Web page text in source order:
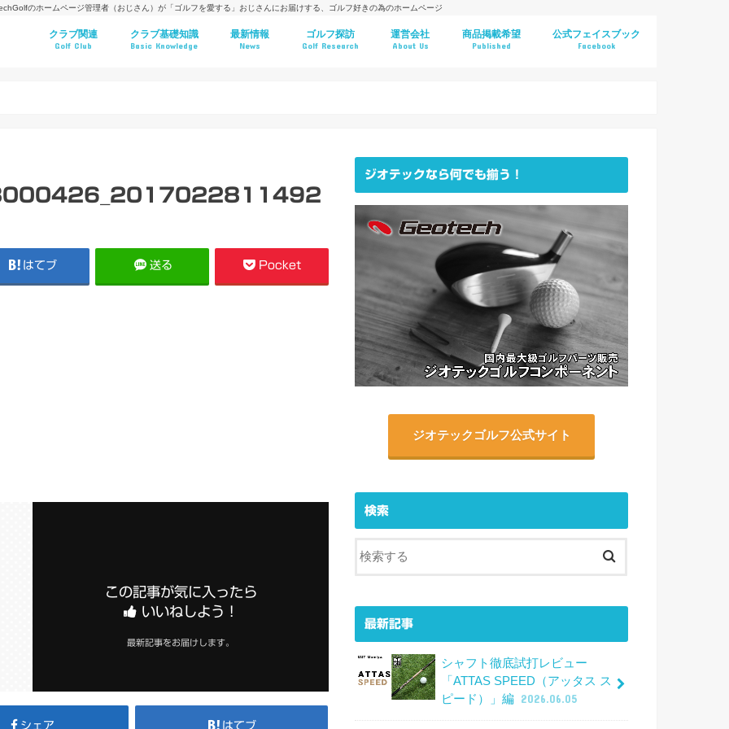
のホームページ管理者（おじさん）が「ゴルフを愛する」おじさんにお届けする、ゴルフ好きの為のホームページ
クラブ関連
Golf Club
クラブ基礎知識
Basic Knowledge
最新情報
News
ゴルフ探訪
Golf Research
運営会社
About Us
商品掲載希望
Published
公式フェイスブック
Facebook
はてブ 送る Pocket
この記事が気に入ったら
いいねしよう！
最新記事をお届けします。
シェア はてブ
ジオテックなら何でも揃う！
ジオテックゴルフ公式サイト
検索
最新記事
シャフト徹底試打レビュー
「ATTAS SPEED（アッタス ス
ピード）」編 2026.06.05